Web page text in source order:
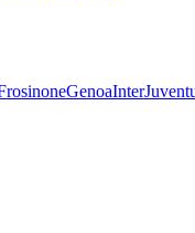
GenoaInter